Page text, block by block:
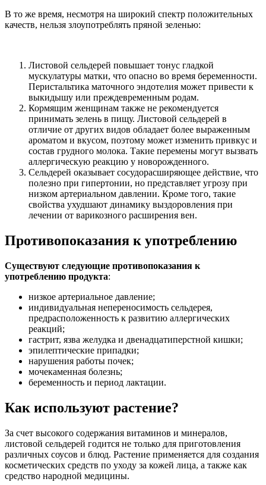
В то же время, несмотря на широкий спектр положительных
качеств, нельзя злоупотреблять пряной зеленью:
Листовой сельдерей повышает тонус гладкой
мускулатуры матки, что опасно во время беременности.
Перистальтика маточного эндотелия может привести к
выкидышу или преждевременным родам.
Кормящим женщинам также не рекомендуется
принимать зелень в пищу. Листовой сельдерей в
отличие от других видов обладает более выраженным
ароматом и вкусом, поэтому может изменить привкус и
состав грудного молока. Такие перемены могут вызвать
аллергическую реакцию у новорожденного.
Сельдерей оказывает сосудорасширяющее действие, что
полезно при гипертонии, но представляет угрозу при
низком артериальном давлении. Кроме того, такие
свойства ухудшают динамику выздоровления при
лечении от варикозного расширения вен.
Противопоказания к употреблению
Существуют следующие противопоказания к
употреблению продукта:
низкое артериальное давление;
индивидуальная непереносимость сельдерея,
предрасположенность к развитию аллергических
реакций;
гастрит, язва желудка и двенадцатиперстной кишки;
эпилептические припадки;
нарушения работы почек;
мочекаменная болезнь;
беременность и период лактации.
Как используют растение?
За счет высокого содержания витаминов и минералов,
листовой сельдерей годится не только для приготовления
различных соусов и блюд. Растение применяется для создания
косметических средств по уходу за кожей лица, а также как
средство народной медицины.